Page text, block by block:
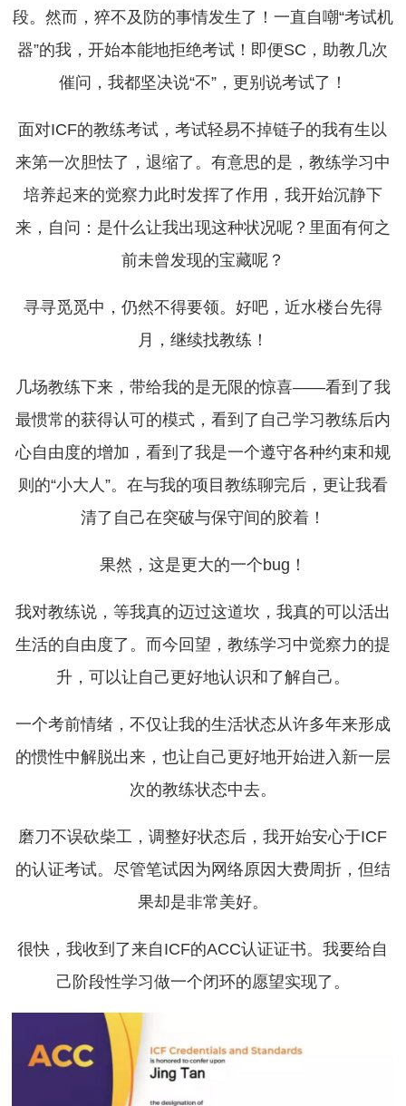
段。然而，猝不及防的事情发生了！一直自嘲“考试机
器”的我，开始本能地拒绝考试！即便SC，助教几次
催问，我都坚决说“不”，更别说考试了！
面对ICF的教练考试，考试轻易不掉链子的我有生以
来第一次胆怯了，退缩了。有意思的是，教练学习中
培养起来的觉察力此时发挥了作用，我开始沉静下
来，自问：是什么让我出现这种状况呢？里面有何之
前未曾发现的宝藏呢？
寻寻觅觅中，仍然不得要领。好吧，近水楼台先得
月，继续找教练！
几场教练下来，带给我的是无限的惊喜——看到了我
最惯常的获得认可的模式，看到了自己学习教练后内
心自由度的增加，看到了我是一个遵守各种约束和规
则的“小大人”。在与我的项目教练聊完后，更让我看
清了自己在突破与保守间的胶着！
果然，这是更大的一个bug！
我对教练说，等我真的迈过这道坎，我真的可以活出
生活的自由度了。而今回望，教练学习中觉察力的提
升，可以让自己更好地认识和了解自己。
一个考前情绪，不仅让我的生活状态从许多年来形成
的惯性中解脱出来，也让自己更好地开始进入新一层
次的教练状态中去。
磨刀不误砍柴工，调整好状态后，我开始安心于ICF
的认证考试。尽管笔试因为网络原因大费周折，但结
果却是非常美好。
很快，我收到了来自ICF的ACC认证证书。我要给自
己阶段性学习做一个闭环的愿望实现了。